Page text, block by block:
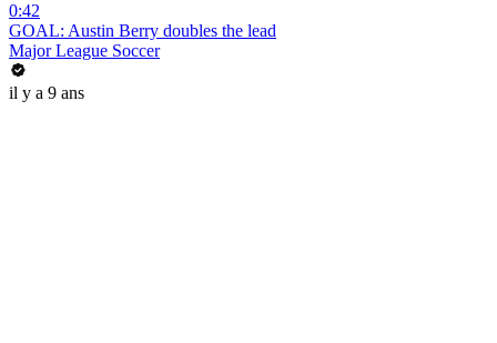
0:42
GOAL: Austin Berry doubles the lead
Major League Soccer
il y a 9 ans